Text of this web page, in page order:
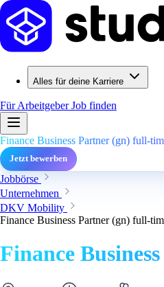
Alles für deine Karriere
Für ArbeitgeberJob finden
Finance Business Partner (gn) full-
Jetzt bewerben
Jobbörse
Unternehmen
DKV Mobility
Finance Business Partner (gn) full-
Finance